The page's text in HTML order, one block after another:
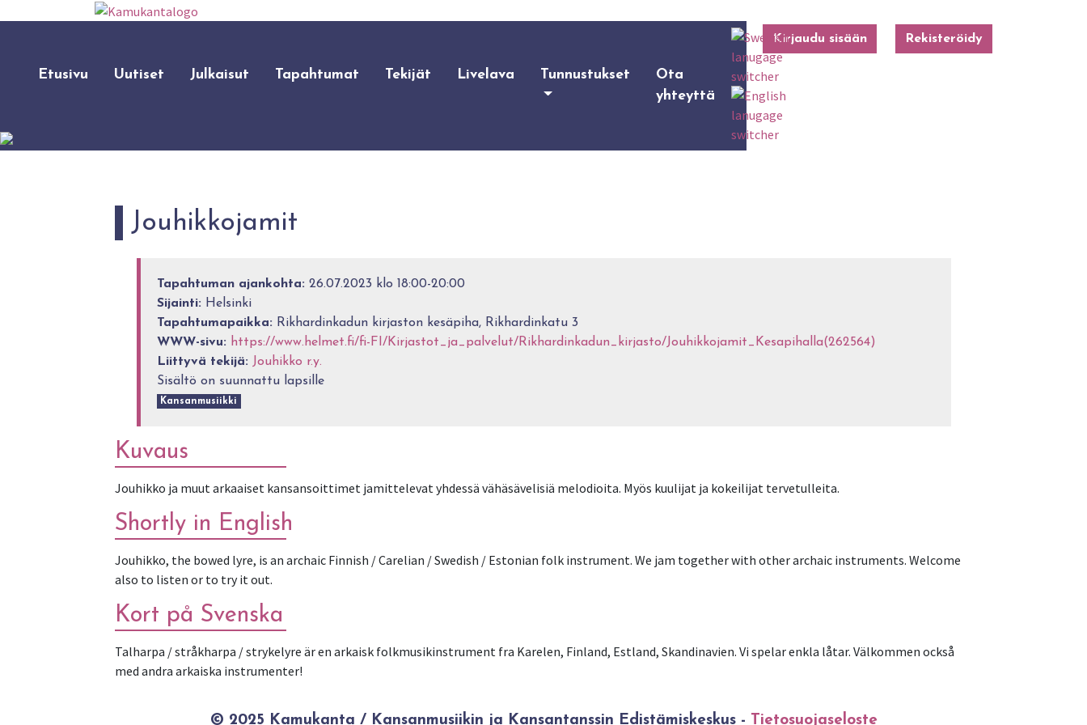
Kirjaudu sisään Rekisteröidy
Etusivu Uutiset Julkaisut Tapahtumat Tekijät Livelava Tunnustukset
Ota
yhteyttä
Jouhikkojamit
Tapahtuman ajankohta: 26.07.2023 klo 18:00-20:00
Sijainti: Helsinki
Tapahtumapaikka: Rikhardinkadun kirjaston kesäpiha, Rikhardinkatu 3
WWW-sivu: https://www.helmet.fi/fi-FI/Kirjastot_ja_palvelut/Rikhardinkadun_kirjasto/Jouhikkojamit_Kesapihalla(262564)
Liittyvä tekijä: Jouhikko r.y.
Sisältö on suunnattu lapsille
Kansanmusiikki
Kuvaus
Jouhikko ja muut arkaaiset kansansoittimet jamittelevat yhdessä vähäsävelisiä melodioita. Myös kuulijat ja kokeilijat tervetulleita.
Shortly in English
Jouhikko, the bowed lyre, is an archaic Finnish / Carelian / Swedish / Estonian folk instrument. We jam together with other archaic instruments. Welcome
also to listen or to try it out.
Kort på Svenska
Talharpa / stråkharpa / strykelyre är en arkaisk folkmusikinstrument fra Karelen, Finland, Estland, Skandinavien. Vi spelar enkla låtar. Välkommen också
med andra arkaiska instrumenter!
© 2025 Kamukanta / Kansanmusiikin ja Kansantanssin Edistämiskeskus - Tietosuojaseloste